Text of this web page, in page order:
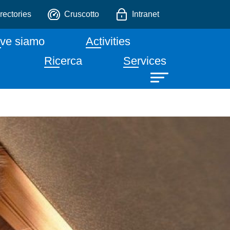
con gli Animali
Cruscotto Intranet
siamo
Activities
Ricerca
Services